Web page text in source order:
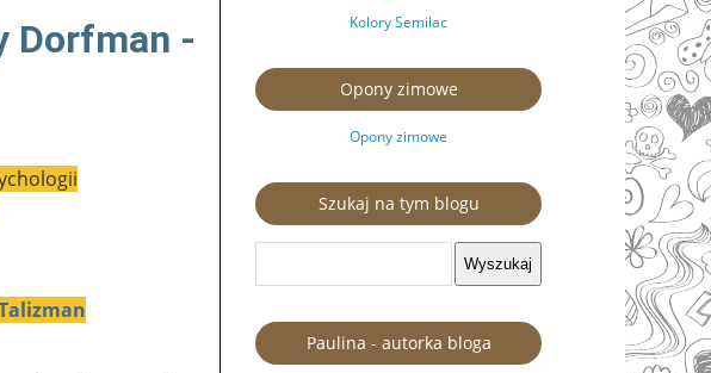
Dorfman -
Kolory Semilac
Opony zimowe
Opony zimowe
Szukaj na tym blogu
Paulina - autorka bloga